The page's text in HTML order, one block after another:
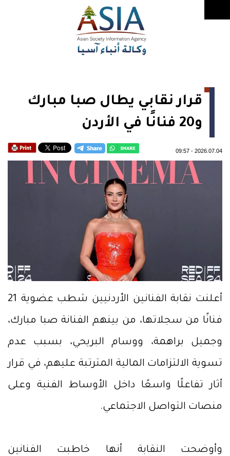
قرار نقابي يطال صبا مبارك
و20 فنانًا في الأردن
2026.07.04
-
09:57
أعلنت نقابة الفنانين الأردنيين شطب عضوية 21
فنانًا من سجلاتها، من بينهم الفنانة صبا مبارك،
وجميل براهمة، ووسام البريحي، بسبب عدم
تسوية الالتزامات المالية المترتبة عليهم، في قرار
أثار تفاعلًا واسعًا داخل الأوساط الفنية وعلى
منصات التواصل الاجتماعي.
وأوضحت النقابة أنها خاطبت الفنانين